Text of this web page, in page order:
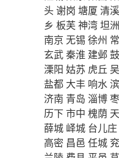
头谢岗 塘厦 清溪
乡 板芙 神湾坦洲
南京 无锡 徐州
玄武秦淮 建邺
溧阳 姑苏 虎丘
盐都 大丰 响水
济南 青岛 淄博
历下市中 槐荫
薛城 峄城 台儿庄
高密 昌邑 任城